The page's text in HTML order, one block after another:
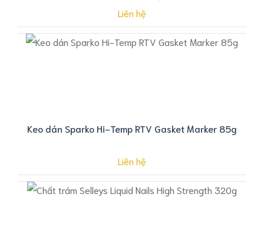
Liên hệ
Keo dán Sparko Hi-Temp RTV Gasket Marker 85g
Liên hệ